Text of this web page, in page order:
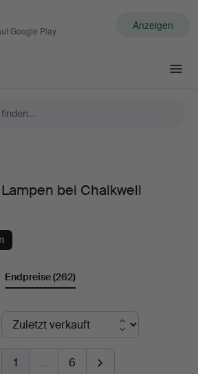
Google Play Anzeigen
bei Chalkwell
Endpreise(262)
1 … 6